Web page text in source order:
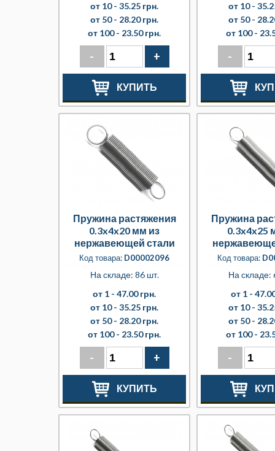
от 10 - 35.25 грн.
от 50 - 28.20 грн.
от 100 - 23.50 грн.
- +
КУПИТЬ
от 10 -
от 50 -
от 100 -
-
Пружина растяжения
0.3x4x20 мм из
нержавеющей стали
Код товара: D00002096
На складе: 86 шт.
от 1 - 47.00 грн.
от 10 - 35.25 грн.
от 50 - 28.20 грн.
от 100 - 23.50 грн.
- +
КУПИТЬ
Пружина
0.3x4x25
Код товара:
На складе:
от 1 -
от 10 -
от 50 -
от 100 -
-